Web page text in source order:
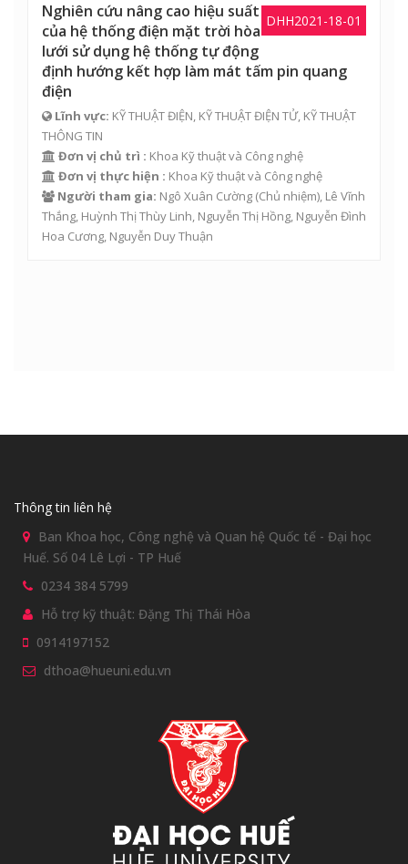
DHH2021-18-01
Nghiên cứu nâng cao hiệu suất
của hệ thống điện mặt trời hòa
lưới sử dụng hệ thống tự động
định hướng kết hợp làm mát tấm pin quang
điện
Lĩnh vực: KỸ THUẬT ĐIỆN, KỸ THUẬT ĐIỆN TỬ, KỸ THUẬT
THÔNG TIN
Đơn vị chủ trì : Khoa Kỹ thuật và Công nghệ
Đơn vị thực hiện : Khoa Kỹ thuật và Công nghệ
Người tham gia: Ngô Xuân Cường (Chủ nhiệm), Lê Vĩnh
Thắng, Huỳnh Thị Thùy Linh, Nguyễn Thị Hồng, Nguyễn Đình
Hoa Cương, Nguyễn Duy Thuận
Thông tin liên hệ
Ban Khoa học, Công nghệ và Quan hệ Quốc tế - Đại học
Huế. Số 04 Lê Lợi - TP Huế
0234 384 5799
Hỗ trợ kỹ thuật: Đặng Thị Thái Hòa
0914197152
dthoa@hueuni.edu.vn